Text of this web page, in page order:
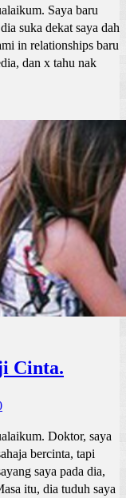
Saya baru
suka dekat saya dah
in relationships baru
dan x tahu nak
Cinta.
Doktor, saya
bercinta, tapi
saya pada dia,
itu, dia tuduh saya